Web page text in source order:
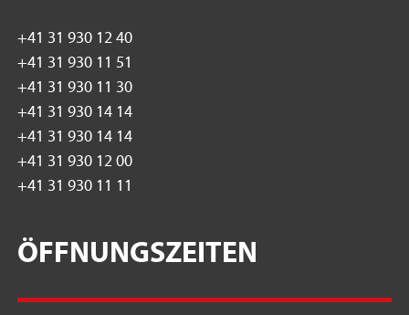
+41 31 930 12 40
+41 31 930 11 51
+41 31 930 11 30
+41 31 930 14 14
+41 31 930 14 14
+41 31 930 12 00
+41 31 930 11 11
ÖFFNUNGSZEITEN